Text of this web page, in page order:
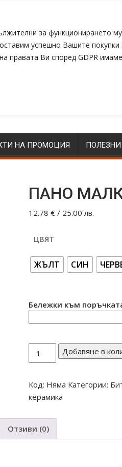
за функционирането
успешно Вашите покупки
правата Ви според GDPR
НА ПРОМОЦИЯ
ПАНО
12.78 €/ 25.00 лв.
ЦВЯТ
ЖЪЛТ СИН
Бележки към
количество
за
МАЛКО
ЦВЕТЕ
Добавяне в
Код: Няма Категории:
керамика
Отзиви (0)